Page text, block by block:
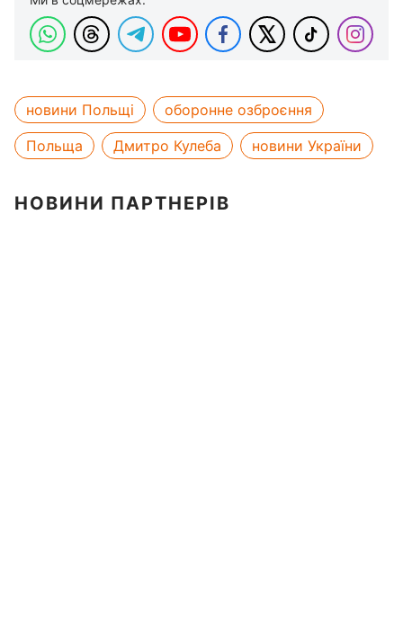
новини Польщі
оборонне озброєння
Польща
Дмитро Кулеба новини України
НОВИНИ ПАРТНЕРІВ